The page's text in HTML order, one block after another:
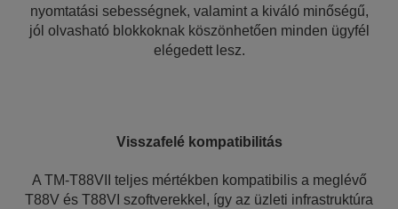
nyomtatási sebességnek, valamint a kiváló minőségű,
jól olvasható blokkoknak köszönhetően minden ügyfél
elégedett lesz.
Visszafelé kompatibilitás
A TM-T88VII teljes mértékben kompatibilis a meglévő
T88V és T88VI szoftverekkel, így az üzleti infrastruktúra